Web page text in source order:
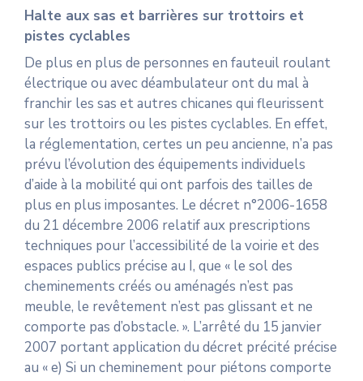
Halte aux sas et barrières sur trottoirs et
pistes cyclables
De plus en plus de personnes en fauteuil roulant
électrique ou avec déambulateur ont du mal à
franchir les sas et autres chicanes qui fleurissent
sur les trottoirs ou les pistes cyclables. En effet,
la réglementation, certes un peu ancienne, n’a pas
prévu l’évolution des équipements individuels
d’aide à la mobilité qui ont parfois des tailles de
plus en plus imposantes. Le décret n°2006-1658
du 21 décembre 2006 relatif aux prescriptions
techniques pour l’accessibilité de la voirie et des
espaces publics précise au I, que « le sol des
cheminements créés ou aménagés n’est pas
meuble, le revêtement n’est pas glissant et ne
comporte pas d’obstacle. ». L’arrêté du 15 janvier
2007 portant application du décret précité précise
au « e) Si un cheminement pour piétons comporte